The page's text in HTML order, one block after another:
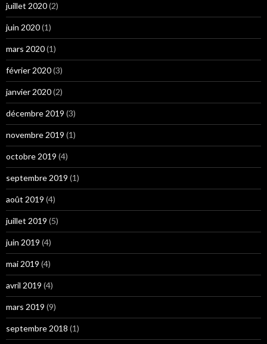
juillet 2020(2)
juin 2020(1)
mars 2020(1)
février 2020(3)
janvier 2020(2)
décembre 2019 (3)
novembre 2019 (1)
octobre 2019 (4)
septembre 2019 (1)
août 2019 (4)
juillet 2019 (5)
juin 2019 (4)
mai 2019 (4)
avril 2019 (4)
mars 2019 (9)
septembre 2018 (1)